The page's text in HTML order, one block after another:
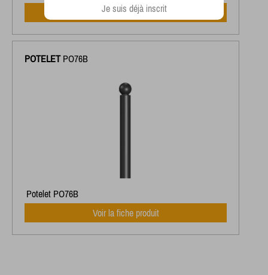
Voir la fiche produit
POTELETPO76B
Potelet PO76B
Voir la fiche produit
Je suis déjà inscrit